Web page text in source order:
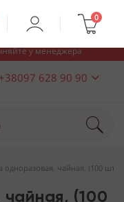
у менеджера
+38097 628 90 90
0
одноразовая, чайная, (100 шт)
(100